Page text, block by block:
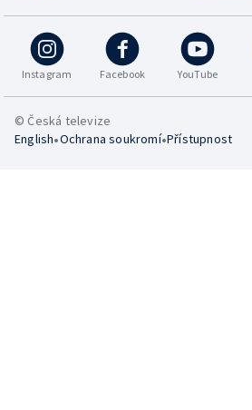
Instagram Facebook YouTube
© Česká televize
English•Ochrana soukromí•Přístupnost